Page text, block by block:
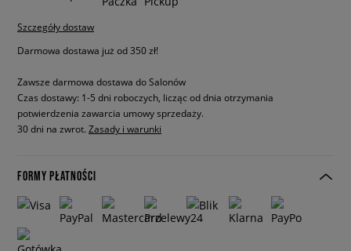
Szczegóły dostaw
Darmowa dostawa już od 350 zł!
Zawsze darmowa dostawa do Salonów
Czas dostawy: 1-5 dni roboczych, licząc od dnia otrzymania
potwierdzenia zawarcia umowy sprzedaży.
30 dni na zwrot. Zasady i warunki
FORMY PŁATNOŚCI